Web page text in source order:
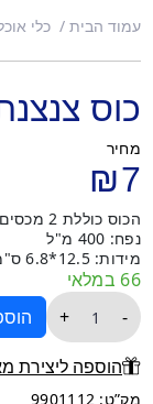
עמוד הבית כלי
כוס צנצנת
מחיר
₪7
הכוס כוללת 2 מכסים וקשית מכסה עם חור לקשית, או מכסה ללא חור.
נפח: 400 מ"ל
מידות: 12.5*6.8 ס"מ
66 במלאי
-
כמות
כוס
צנצנת
+
הוספה ליצירת
מק”ט: 9901112